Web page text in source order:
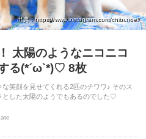
出典 : https://www.instagram.com/chibi.noel/
太陽のようなニコニコ
る(*´ω`*)♡ 8枚
笑顔を見せてくれる2匹のチワワ♪ そのス
とした太陽のようでもあるのでした♡